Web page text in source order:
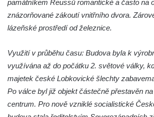
Josef Meisel jun., tkalcovna a barevna u
Dolního Podluží
Mattoniho továrna v lázních Kyselka
Dům Stallburg v lázních Kyselka
památníkem Reussů romantické a často na
znázorňované zákoutí vnitřního dvora.
lázeňské prostředí od železnice.
Využití v průběhu času: Budova byla k
využívána až do počátku 2. světové války,
majetek české Lobkovické šlechty
Po válce byl již objekt částečně přestavěn
centrum. Pro nově vzniklé socialistické